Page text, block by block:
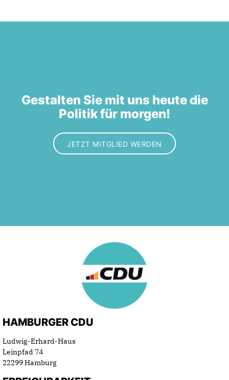
Gestalten Sie mit uns heute die
Politik für morgen!
JETZT MITGLIED WERDEN
HAMBURGER CDU
Ludwig-Erhard-Haus
Leinpfad 74
22299 Hamburg